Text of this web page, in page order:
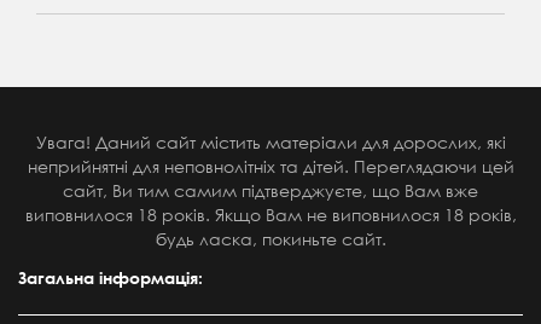
Увага! Даний сайт містить матеріали для дорослих, які
неприйнятні для неповнолітніх та дітей. Переглядаючи цей
сайт, Ви тим самим підтверджуєте, що Вам вже
виповнилося 18 років. Якщо Вам не виповнилося 18 років,
будь ласка, покиньте сайт.
Загальна інформація: